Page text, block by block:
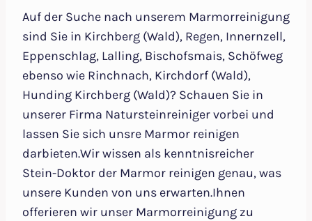
Auf der Suche nach unserem Marmorreinigung
sind Sie in Kirchberg (Wald), Regen, Innernzell,
Eppenschlag, Lalling, Bischofsmais, Schöfweg
ebenso wie Rinchnach, Kirchdorf (Wald),
Hunding Kirchberg (Wald)? Schauen Sie in
unserer Firma Natursteinreiniger vorbei und
lassen Sie sich unsre Marmor reinigen
darbieten.Wir wissen als kenntnisreicher
Stein-Doktor der Marmor reinigen genau, was
unsere Kunden von uns erwarten.Ihnen
offerieren wir unser Marmorreinigung zu